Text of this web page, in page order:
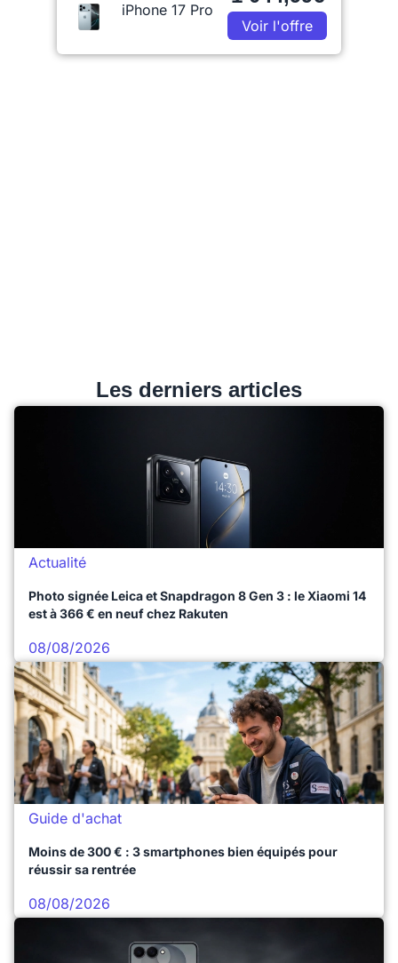
iPhone 17 Pro
Voir l'offre
Les derniers articles
Actualité
Photo signée Leica et Snapdragon 8 Gen 3 : le Xiaomi 14
est à 366 € en neuf chez Rakuten
08/08/2026
Guide d'achat
Moins de 300 € : 3 smartphones bien équipés pour
réussir sa rentrée
08/08/2026